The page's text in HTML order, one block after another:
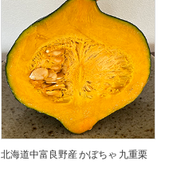
北海道中富良野産 かぼちゃ 九重栗